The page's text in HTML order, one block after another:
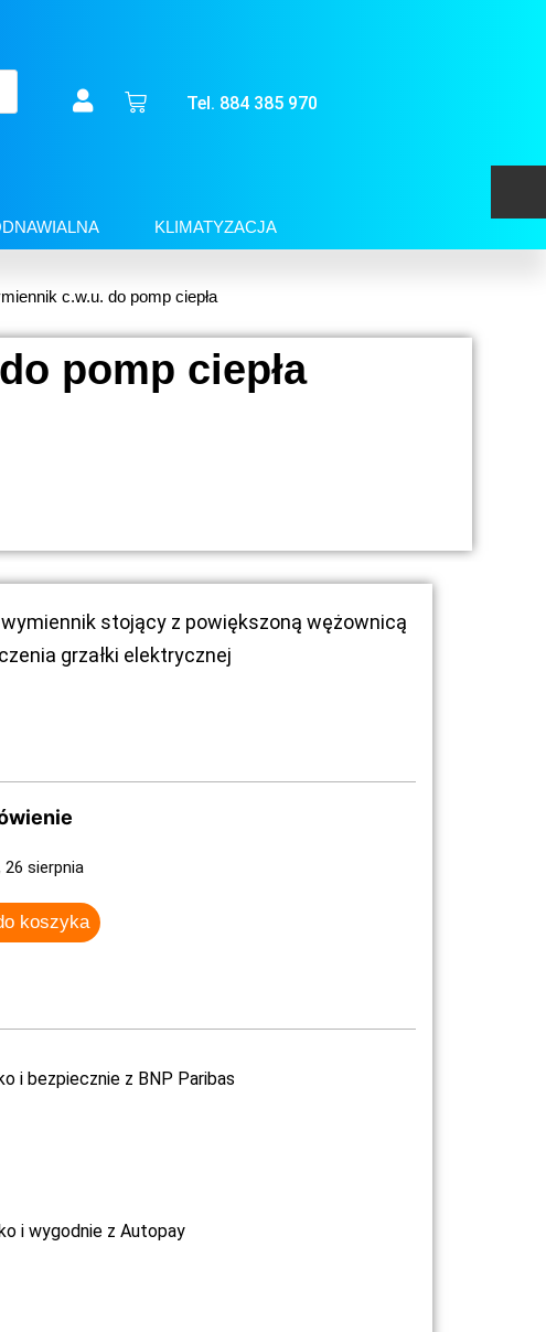
Tel. 884 385 970
KLIMATYZACJA
c.w.u. do pomp ciepła
pomp ciepła
stojący z powiększoną wężownicą
grzałki elektrycznej
26 sierpnia
koszyka
i bezpiecznie z BNP Paribas
i wygodnie z Autopay